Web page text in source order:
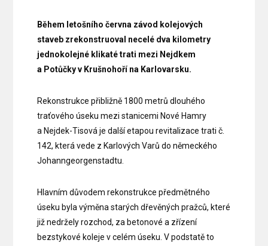
Během letošního června závod kolejových
staveb zrekonstruoval necelé dva kilometry
jednokolejné klikaté trati mezi Nejdkem
a Potůčky v Krušnohoří na Karlovarsku.
Rekonstrukce přibližně 1800 metrů dlouhého
traťového úseku mezi stanicemi Nové Hamry
a Nejdek-Tisová je další etapou revitalizace trati č.
142, která vede z Karlových Varů do německého
Johanngeorgenstadtu.
Hlavním důvodem rekonstrukce předmětného
úseku byla výměna starých dřevěných pražců, které
již nedržely rozchod, za betonové a zřízení
bezstykové koleje v celém úseku. V podstatě to